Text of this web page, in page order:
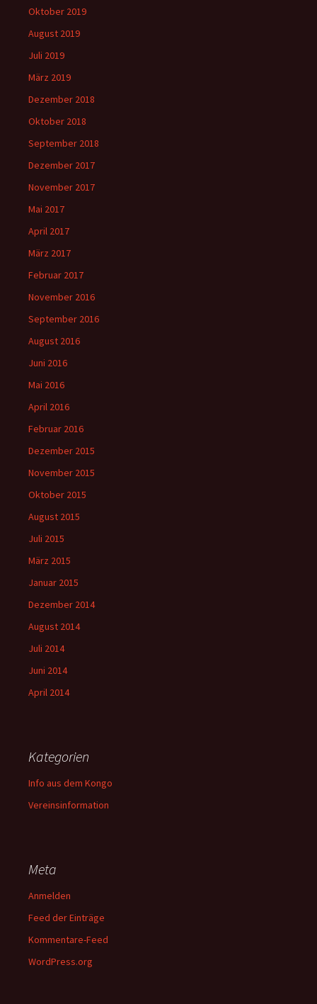
Oktober 2019
August 2019
Juli 2019
März 2019
Dezember 2018
Oktober 2018
September 2018
Dezember 2017
November 2017
Mai 2017
April 2017
März 2017
Februar 2017
November 2016
September 2016
August 2016
Juni 2016
Mai 2016
April 2016
Februar 2016
Dezember 2015
November 2015
Oktober 2015
August 2015
Juli 2015
März 2015
Januar 2015
Dezember 2014
August 2014
Juli 2014
Juni 2014
April 2014
Kategorien
Info aus dem Kongo
Vereinsinformation
Meta
Anmelden
Feed der Einträge
Kommentare-Feed
WordPress.org